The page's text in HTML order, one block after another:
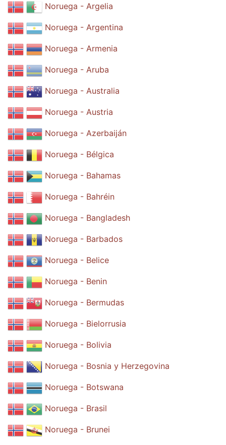
Noruega - Argelia
Noruega - Argentina
Noruega - Armenia
Noruega - Aruba
Noruega - Australia
Noruega - Austria
Noruega - Azerbaiján
Noruega - Bélgica
Noruega - Bahamas
Noruega - Bahréin
Noruega - Bangladesh
Noruega - Barbados
Noruega - Belice
Noruega - Benin
Noruega - Bermudas
Noruega - Bielorrusia
Noruega - Bolivia
Noruega - Bosnia y Herzegovina
Noruega - Botswana
Noruega - Brasil
Noruega - Brunei